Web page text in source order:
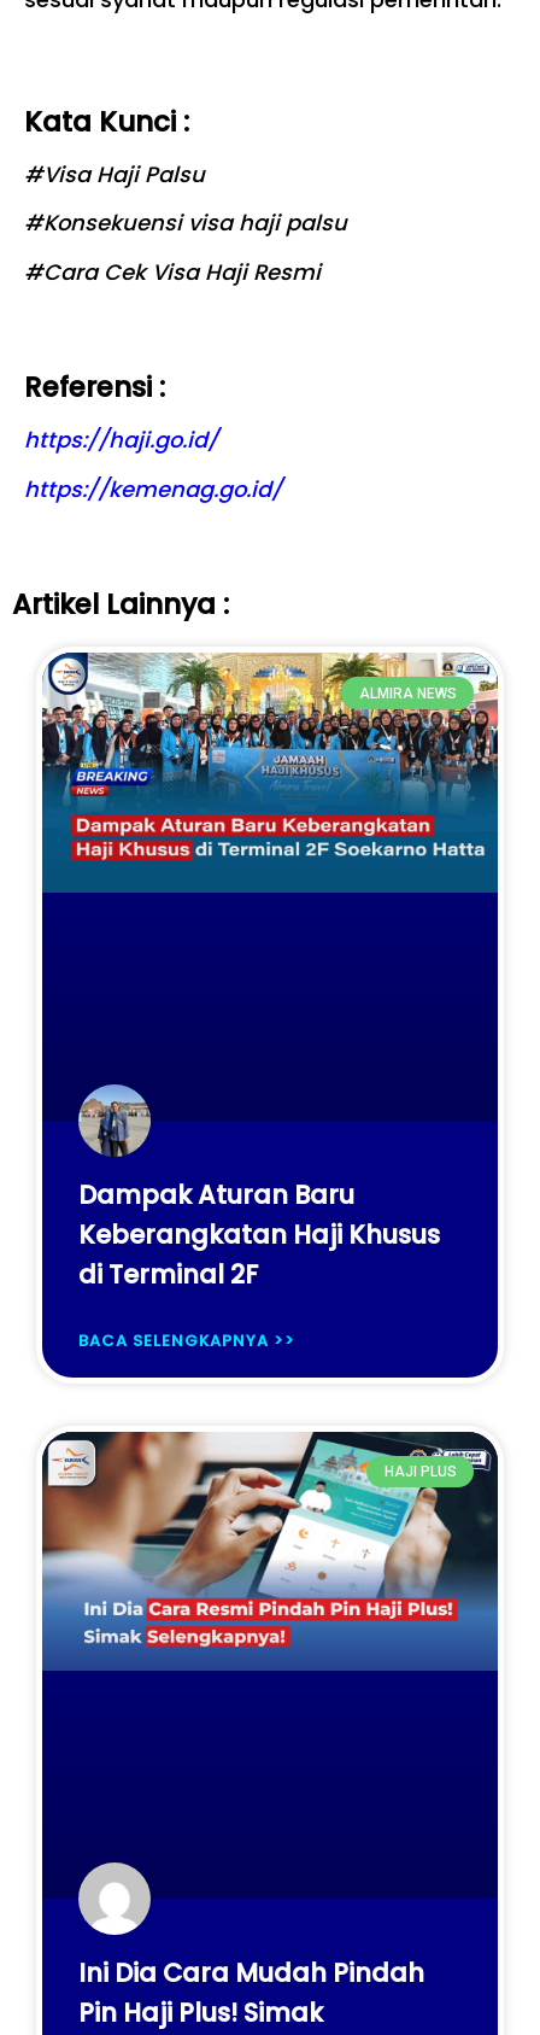
Kata Kunci :
#Visa Haji Palsu
#Konsekuensi visa haji palsu
#Cara Cek Visa Haji Resmi
Referensi :
https://haji.go.id/
https://kemenag.go.id/
Artikel Lainnya :
ALMIRA NEWS
Dampak Aturan Baru
Keberangkatan Haji Khusus
di Terminal 2F
BACA SELENGKAPNYA >>
HAJI PLUS
Ini Dia Cara Mudah Pindah
Pin Haji Plus! Simak